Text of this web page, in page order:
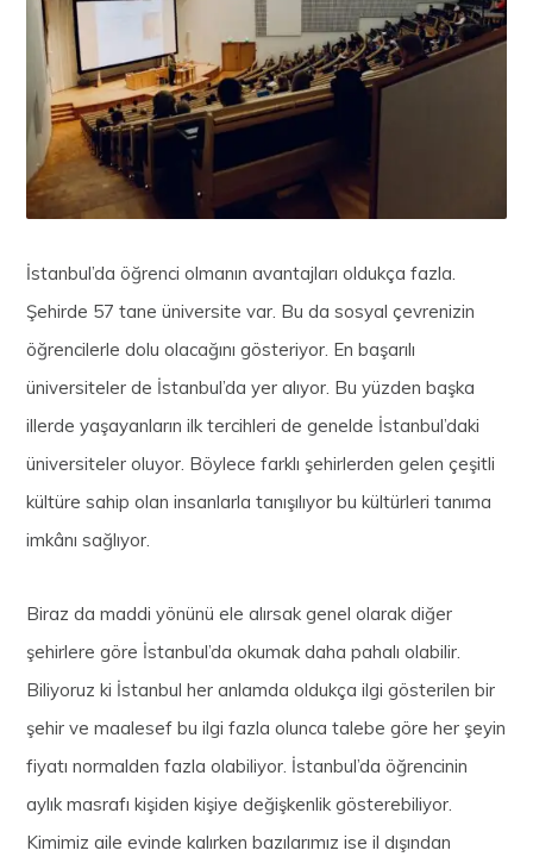
İstanbul’da öğrenci olmanın avantajları oldukça fazla.
Şehirde 57 tane üniversite var. Bu da sosyal çevrenizin
öğrencilerle dolu olacağını gösteriyor. En başarılı
üniversiteler de İstanbul’da yer alıyor. Bu yüzden başka
illerde yaşayanların ilk tercihleri de genelde İstanbul’daki
üniversiteler oluyor. Böylece farklı şehirlerden gelen çeşitli
kültüre sahip olan insanlarla tanışılıyor bu kültürleri tanıma
imkânı sağlıyor.
Biraz da maddi yönünü ele alırsak genel olarak diğer
şehirlere göre İstanbul’da okumak daha pahalı olabilir.
Biliyoruz ki İstanbul her anlamda oldukça ilgi gösterilen bir
şehir ve maalesef bu ilgi fazla olunca talebe göre her şeyin
fiyatı normalden fazla olabiliyor. İstanbul’da öğrencinin
aylık masrafı kişiden kişiye değişkenlik gösterebiliyor.
Kimimiz aile evinde kalırken bazılarımız ise il dışından